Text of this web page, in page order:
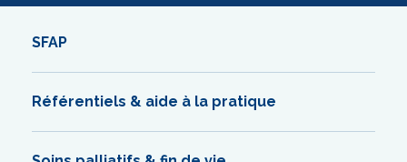
SFAP
Référentiels & aide à la pratique